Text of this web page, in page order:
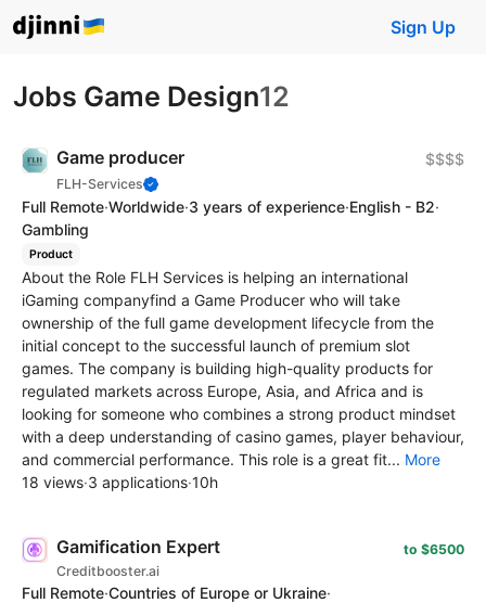
Sign Up
Jobs Game Design12
Game producer
FLH-Services
$$$$
Full Remote·Worldwide·3 years of experience·English - B2·
Gambling
Product
About the Role FLH Services is helping an international
iGaming companyfind a Game Producer who will take
ownership of the full game development lifecycle from the
initial concept to the successful launch of premium slot
games. The company is building high-quality products for
regulated markets across Europe, Asia, and Africa and is
looking for someone who combines a strong product mindset
with a deep understanding of casino games, player behaviour,
and commercial performance. This role is a great fit... More
18 views·3 applications·10h
Gamification Expert
Creditbooster.ai
to $6500
Full Remote·Countries of Europe or Ukraine·